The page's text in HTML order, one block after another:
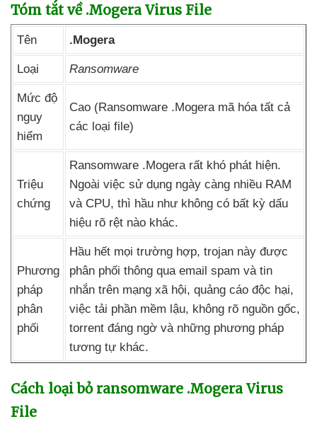
Tóm tắt về .Mogera Virus File
Tên .Mogera
Loại Ransomware
Mức độ
nguy
hiểm
Cao (Ransomware .Mogera mã hóa tất cả
các loại file)
Triệu
chứng
Ransomware .Mogera rất khó phát hiện.
Ngoài việc sử dụng ngày càng nhiều RAM
và CPU, thì hầu như không có bất kỳ dấu
hiệu rõ rệt nào khác.
Phương
pháp
phân
phối
Hầu hết mọi trường hợp, trojan này được
phân phối thông qua email spam và tin
nhắn trên mạng xã hội, quảng cáo độc hại,
việc tải phần mềm lậu, không rõ nguồn gốc,
torrent đáng ngờ và những phương pháp
tương tự khác.
Cách loại bỏ ransomware .Mogera Virus
File